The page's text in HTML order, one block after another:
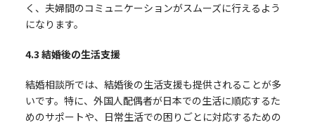
く、夫婦間のコミュニケーションがスムーズに行えるよう
になります。
4.3 結婚後の生活支援
結婚相談所では、結婚後の生活支援も提供されることが多
いです。特に、外国人配偶者が日本での生活に順応するた
めのサポートや、日常生活での困りごとに対応するための